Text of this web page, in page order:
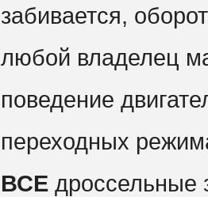
забивается,
любой владелец
поведение
переходных
ВСЕдроссельные